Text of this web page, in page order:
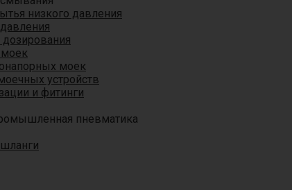
низкого давления
моек
устройств
и фитинги
пневматика